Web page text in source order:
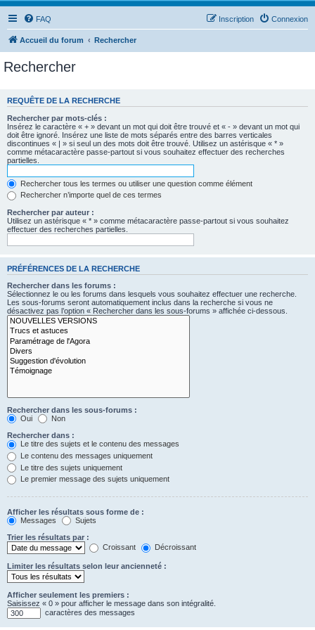
FAQ Connexion
Inscription
Accueil du forum Rechercher
Rechercher
REQUÊTE DE LA RECHERCHE
Rechercher par mots-clés :
Insérez le caractère « + » devant un mot qui doit être trouvé et « - » devant un mot qui
doit être ignoré. Insérez une liste de mots séparés entre des barres verticales
discontinues « | » si seul un des mots doit être trouvé. Utilisez un astérisque « * »
comme métacaractère passe-partout si vous souhaitez effectuer des recherches
partielles.
Rechercher tous les termes ou utiliser une question comme élément
Rechercher n’importe quel de ces termes
Rechercher par auteur :
Utilisez un astérisque « * » comme métacaractère passe-partout si vous souhaitez
effectuer des recherches partielles.
PRÉFÉRENCES DE LA RECHERCHE
Rechercher dans les forums :
Sélectionnez le ou les forums dans lesquels vous souhaitez effectuer une recherche.
Les sous-forums seront automatiquement inclus dans la recherche si vous ne
désactivez pas l’option « Rechercher dans les sous-forums » affichée ci-dessous.
Rechercher dans les sous-forums :
Oui
Non
Rechercher dans :
Le titre des sujets et le contenu des messages
Le contenu des messages uniquement
Le titre des sujets uniquement
Le premier message des sujets uniquement
Afficher les résultats sous forme de :
Messages
Sujets
Trier les résultats par :
Croissant
Décroissant
Limiter les résultats selon leur ancienneté :
Afficher seulement les premiers :
Saisissez « 0 » pour afficher le message dans son intégralité.
caractères des messages